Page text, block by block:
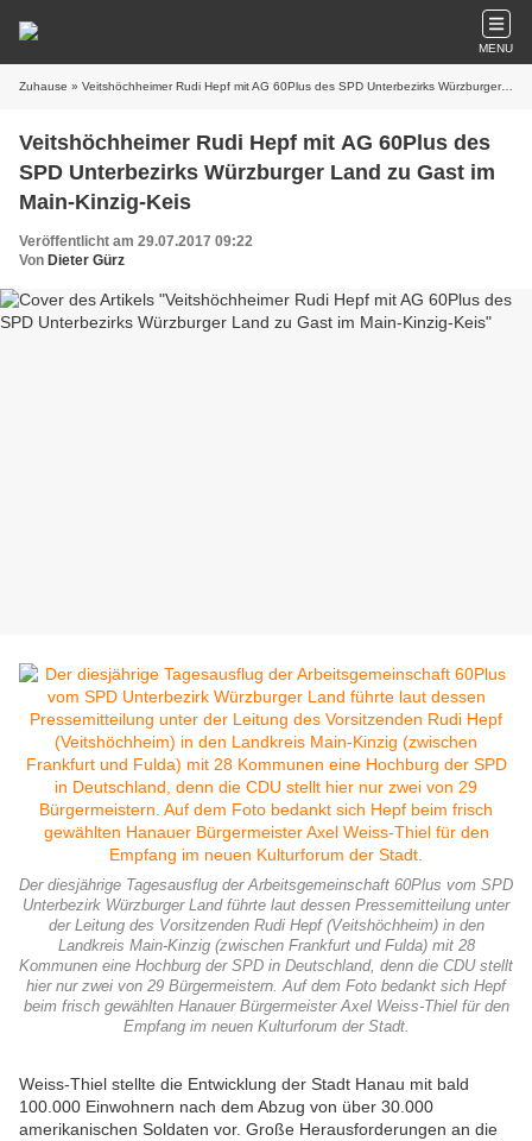
MENU
Zuhause » Veitshöchheimer Rudi Hepf mit AG 60Plus des SPD Unterbezirks Würzburger Land zu Gast im Main-Kinzig-Keis
Veitshöchheimer Rudi Hepf mit AG 60Plus des
SPD Unterbezirks Würzburger Land zu Gast im
Main-Kinzig-Keis
Veröffentlicht am 29.07.2017 09:22
Von Dieter Gürz
Der diesjährige Tagesausflug der Arbeitsgemeinschaft 60Plus vom SPD
Unterbezirk Würzburger Land führte laut dessen Pressemitteilung unter
der Leitung des Vorsitzenden Rudi Hepf (Veitshöchheim) in den
Landkreis Main-Kinzig (zwischen Frankfurt und Fulda) mit 28
Kommunen eine Hochburg der SPD in Deutschland, denn die CDU stellt
hier nur zwei von 29 Bürgermeistern. Auf dem Foto bedankt sich Hepf
beim frisch gewählten Hanauer Bürgermeister Axel Weiss-Thiel für den
Empfang im neuen Kulturforum der Stadt.
Weiss-Thiel stellte die Entwicklung der Stadt Hanau mit bald
100.000 Einwohnern nach dem Abzug von über 30.000
amerikanischen Soldaten vor. Große Herausforderungen an die